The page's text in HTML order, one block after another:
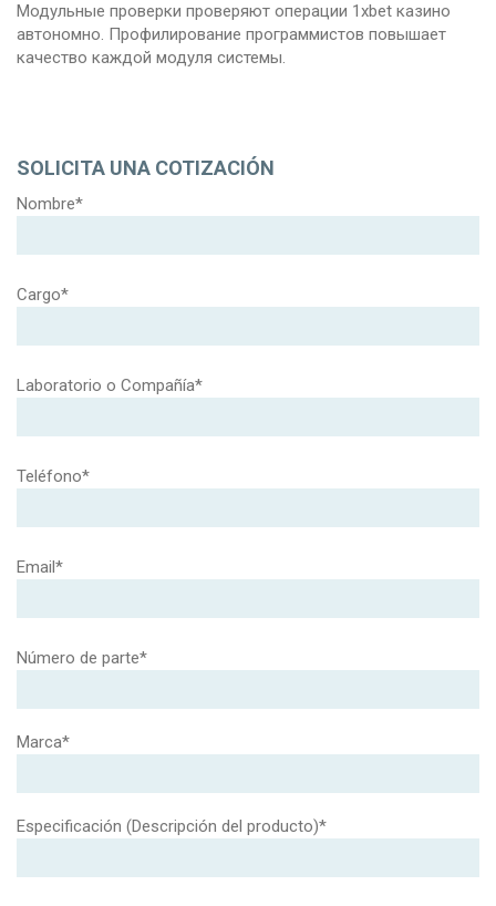
Модульные проверки проверяют операции 1xbet казино
автономно. Профилирование программистов повышает
качество каждой модуля системы.
SOLICITA UNA COTIZACIÓN
Nombre*
Cargo*
Laboratorio o Compañía*
Teléfono*
Email*
Número de parte*
Marca*
Especificación (Descripción del producto)*